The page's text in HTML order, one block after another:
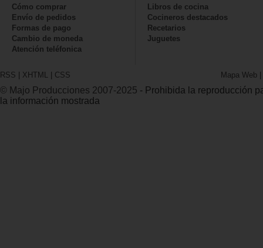
Cómo comprar
Envío de pedidos
Formas de pago
Cambio de moneda
Atención teléfonica
Libros de cocina
Cocineros destacados
Recetarios
Juguetes
RSS | XHTML | CSS Mapa Web |
© Majo Producciones 2007-2025 - Prohibida la reproducción
la información mostrada